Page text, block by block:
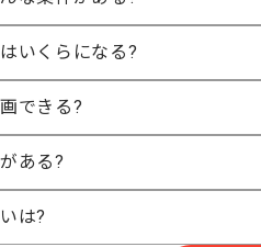
を用いた開発経験
ックリードの経験
ーキテクチャ設計の経験
ンフラ構築の経験
いくらになる?
できる?
ある?
は?